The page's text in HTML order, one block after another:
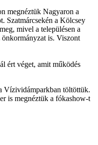
megnéztük Nagyaron a
Szatmárcsekén a Kölcsey
mivel a településen a
is. Viszont
ért véget, amit működés
Vízividámparkban töltöttük.
is megnéztük a fókashow-t